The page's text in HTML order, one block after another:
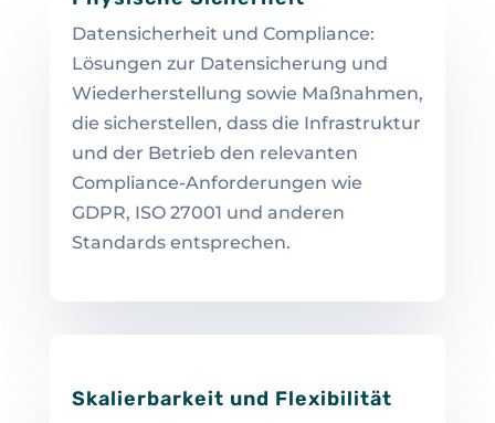
Datensicherheit und Compliance:
Lösungen zur Datensicherung und
Wiederherstellung sowie Maßnahmen,
die sicherstellen, dass die Infrastruktur
und der Betrieb den relevanten
Compliance-Anforderungen wie
GDPR, ISO 27001 und anderen
Standards entsprechen.
Skalierbarkeit und Flexibilität